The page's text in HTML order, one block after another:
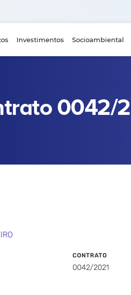
Investimentos Socioambiental
0042/
CONTRATO
0042/2021